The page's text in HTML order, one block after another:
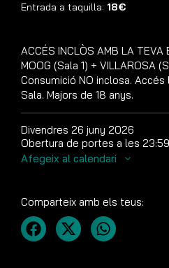
Entrada a taquilla: 18€
ACCÉS INCLÒS AMB LA TEVA
MOOG (Sala 1) + VILLAROSA
Consumició NO inclosa.
Sala. Majors de 18 anys.
Divendres 26 juny 2026
Obertura de portes a les
Afegeix al calendari
Comparteix amb els teus: